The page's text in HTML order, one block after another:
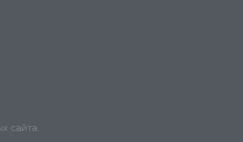
сайта.